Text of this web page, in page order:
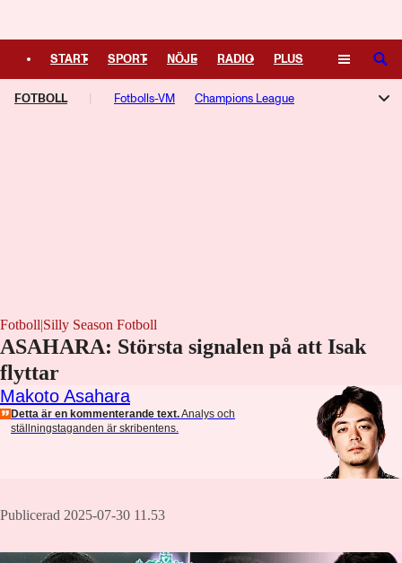
START SPORT NÖJE RADIO PLUS
TIPSA TV KULTUR LEDARE
SÖK
FOTBOLL Fotbolls-VM Champions League
Fotboll|Silly Season Fotboll
ASAHARA: Största signalen på att Isak
flyttar
Makoto Asahara
Detta är en kommenterande text.Analys och
ställningstaganden är skribentens.
Publicerad 2025-07-30 11.53